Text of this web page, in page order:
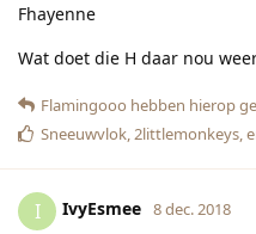
Fhayenne
Wat doet die H daar nou
Flamingooo hebben hierop
Sneeuwvlok 2littlemonkeys ,
I IvyEsmee 8 dec. 2018